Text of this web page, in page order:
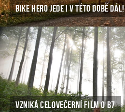
BIKE HERO JEDE I V TÉTO DOBĚ DÁL!
VZNIKÁ CELOVEČERNÍ FILM O B7